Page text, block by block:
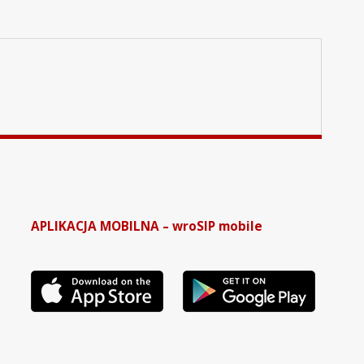
APLIKACJA MOBILNA – wroSIP mobile